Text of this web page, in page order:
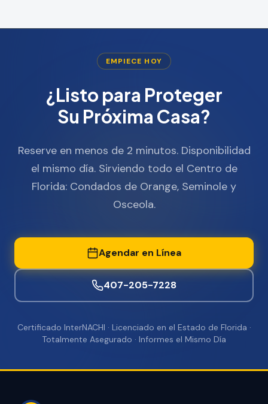
EMPIECE HOY
¿Listo para Proteger
Su Próxima Casa?
Reserve en menos de 2 minutos. Disponibilidad
el mismo día. Sirviendo todo el Centro de
Florida: Condados de Orange, Seminole y
Osceola.
Agendar en Línea
407-205-7228
Certificado InterNACHI · Licenciado en el Estado de Florida ·
Totalmente Asegurado · Informes el Mismo Día